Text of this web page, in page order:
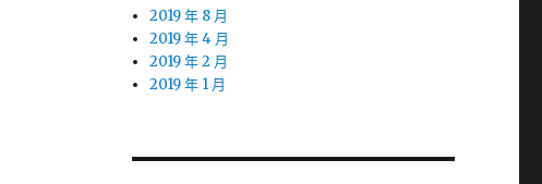
2019 年 8 月
2019 年 4 月
2019 年 2 月
2019 年 1 月